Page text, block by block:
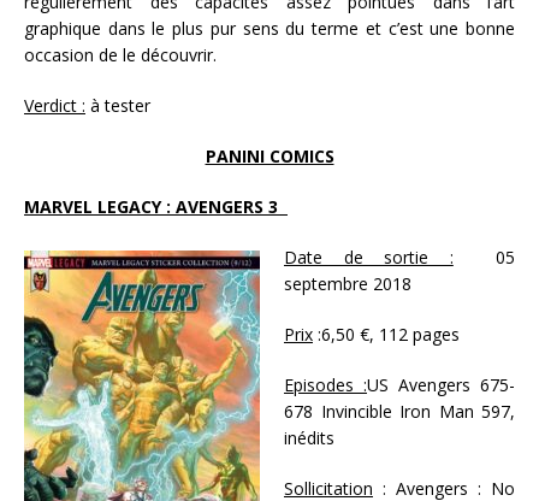
graphique dans le plus pur sens du terme et c’est une bonne
occasion de le découvrir.
Verdict : à tester
PANINI COMICS
MARVEL LEGACY : AVENGERS 3
Date de sortie : 05
septembre 2018
Prix :6,50 €, 112 pages
Episodes :US Avengers 675-
678 Invincible Iron Man 597,
inédits
Sollicitation : Avengers : No